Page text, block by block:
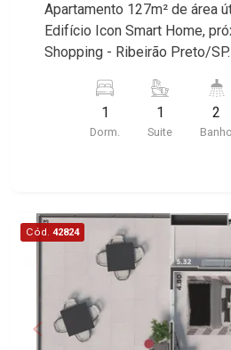
Apartamento 127m² de área
Edifício Icon Smart Home,
Shopping - Ribeirão Preto/SP. Conheça
Imobiliária selecionou para você: - 127m² de
útil - 1 suíte - Banheiro social
- Cozinha - Área de serviço -
1
Dorm.
1
Suite
2
Banho
Cód. 42824